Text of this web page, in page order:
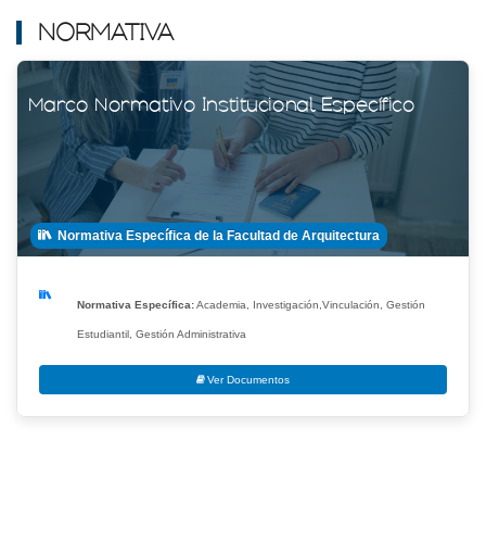
NORMATIVA
Marco Normativo Institucional Específico
Normativa Específica de la Facultad de Arquitectura
Normativa Específica:Academia, Investigación,Vinculación, Gestión
Estudiantil, Gestión Administrativa
Ver Documentos